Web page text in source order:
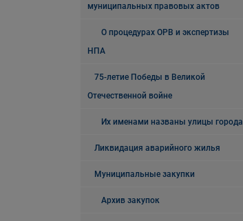
муниципальных правовых актов
О процедурах ОРВ и экспертизы
НПА
75-летие Победы в Великой
Отечественной войне
Их именами названы улицы города
Ликвидация аварийного жилья
Муниципальные закупки
Архив закупок